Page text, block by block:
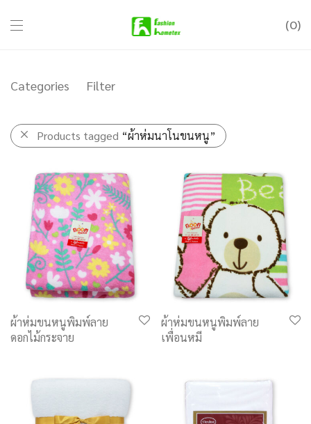
0
Categories Filter
Products tagged “ผ้าห่มนาโนขนหนู”
ผ้าห่มขนหนูพิมพ์ลาย
ดอกไม้กระจาย
ผ้าห่มขนหนูพิมพ์ลาย
เพื่อนหมี